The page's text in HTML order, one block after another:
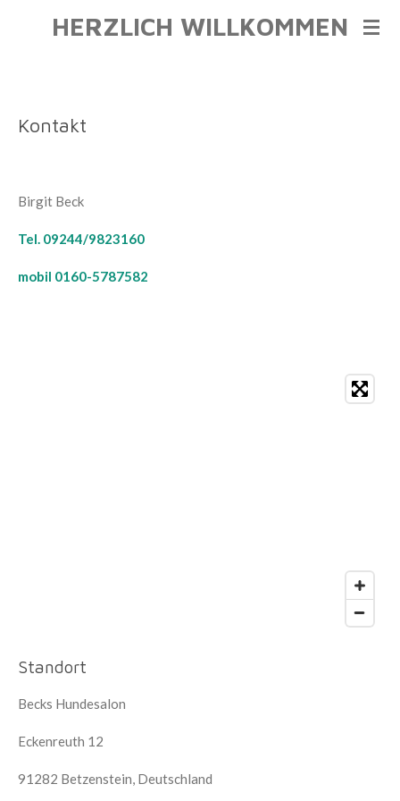
HERZLICH WILLKOMMEN
Kontakt
Birgit Beck
Tel. 09244/9823160
mobil 0160-5787582
Standort
Becks Hundesalon
Eckenreuth 12
91282 Betzenstein, Deutschland